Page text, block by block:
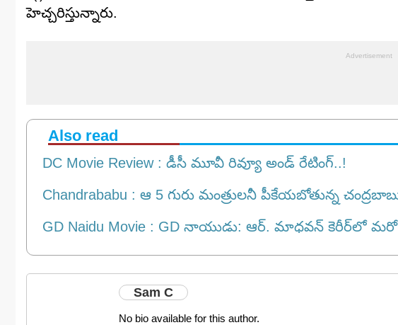
హెచ్చరిస్తున్నారు.
Also read
DC Movie Review : డీసీ మూవీ రివ్యూ అండ్ రేటింగ్‌..!
Chandrababu : ఆ 5 గురు మంత్రులనీ పీకేయబోతున్న
GD Naidu Movie : GD నాయుడు: ఆర్. మాధవన్‌ కెరీర్‌లో
Sam C
No bio available for this author.